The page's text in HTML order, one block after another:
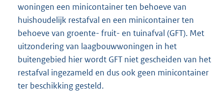
woningen een minicontainer ten behoeve van
huishoudelijk restafval en een minicontainer ten
behoeve van groente- fruit- en tuinafval (GFT). Met
uitzondering van laagbouwwoningen in het
buitengebied hier wordt GFT niet gescheiden van het
restafval ingezameld en dus ook geen minicontainer
ter beschikking gesteld.